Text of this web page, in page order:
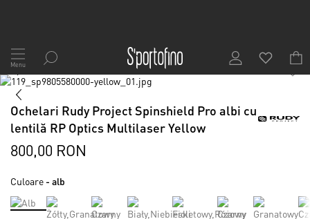
Mergeți
la
Conținut
Menu
Skip
the
end
the
images
1/6
Skip
the
beginning
the
gallery
Ochelari Rudy Project Spinshield Pro albi cu
lentilă RP Optics Multilaser Yellow
800,00 RON
Culoare - alb